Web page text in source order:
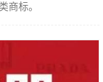
商标。